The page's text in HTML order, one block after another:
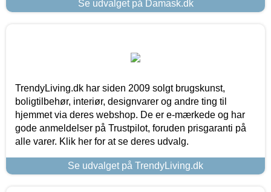
Se udvalget på Damask.dk
TrendyLiving.dk har siden 2009 solgt brugskunst,
boligtilbehør, interiør, designvarer og andre ting til
hjemmet via deres webshop. De er e-mærkede og har
gode anmeldelser på Trustpilot, foruden prisgaranti på
alle varer. Klik her for at se deres udvalg.
Se udvalget på TrendyLiving.dk